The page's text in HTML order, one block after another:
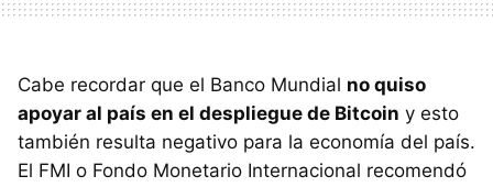
Cabe recordar que el Banco Mundial no quiso
apoyar al país en el despliegue de Bitcoin y esto
también resulta negativo para la economía del país.
El FMI o Fondo Monetario Internacional recomendó